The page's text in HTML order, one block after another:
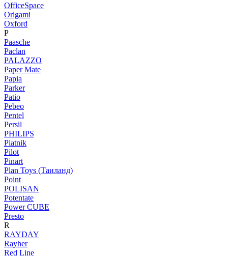
OfficeSpace
Origami
Oxford
P
Paasche
Paclan
PALAZZO
Paper Mate
Papia
Parker
Patio
Pebeo
Pentel
Persil
PHILIPS
Piatnik
Pilot
Pinart
Plan Toys (Таиланд)
Point
POLISAN
Potentate
Power CUBE
Presto
R
RAYDAY
Rayher
Red Line